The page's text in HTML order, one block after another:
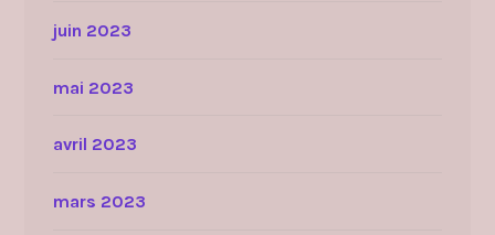
juin 2023
mai 2023
avril 2023
mars 2023